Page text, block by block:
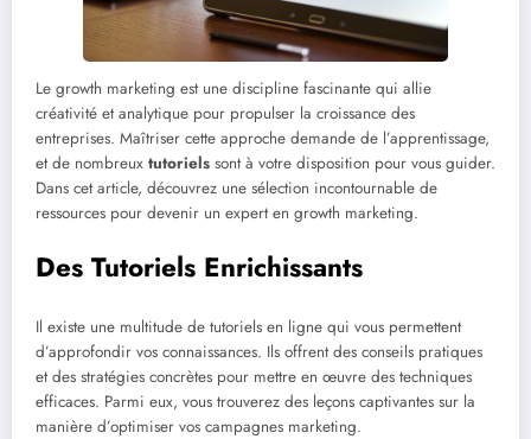
Le growth marketing est une discipline fascinante qui allie
créativité et analytique pour propulser la croissance des
entreprises. Maîtriser cette approche demande de l’apprentissage,
et de nombreux tutoriels sont à votre disposition pour vous guider.
Dans cet article, découvrez une sélection incontournable de
ressources pour devenir un expert en growth marketing.
Des Tutoriels Enrichissants
Il existe une multitude de tutoriels en ligne qui vous permettent
d’approfondir vos connaissances. Ils offrent des conseils pratiques
et des stratégies concrètes pour mettre en œuvre des techniques
efficaces. Parmi eux, vous trouverez des leçons captivantes sur la
manière d’optimiser vos campagnes marketing.